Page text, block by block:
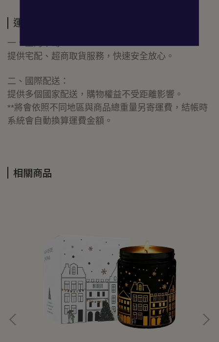
運送方式
一、臺灣本島：
提供宅配、超商取貨服務，快速安全放心。
二、國際配送：
提供多個國家配送，購物權益不受距離影響。
**將會依照不同地區與商品總重量另寄運費，結帳時
系統會自動換算運費金額。
相關商品